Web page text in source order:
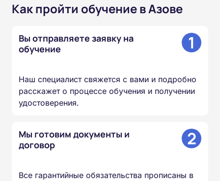
Как пройти обучение в Азове
Вы отправляете заявку на
обучение
1
Наш специалист свяжется с вами и подробно
расскажет о процессе обучения и получении
удостоверения.
Мы готовим документы и
договор
2
Все гарантийные обязательства прописаны в